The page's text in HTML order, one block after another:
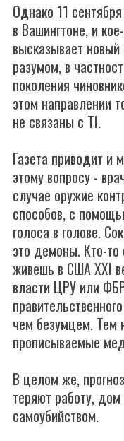
Однако 11
в Вашингтоне, и
высказывает
разумом, в
поколения
этом направлении
не связаны с TI.
Газета приводит и
этому вопросу -
случае оружие
способов, с
голоса в голове.
это демоны. Кто-
живешь в США XXI
власти ЦРУ или
чем безумцем. Тем
прописываемые
В целом же,
теряют работу,
самоубийством.